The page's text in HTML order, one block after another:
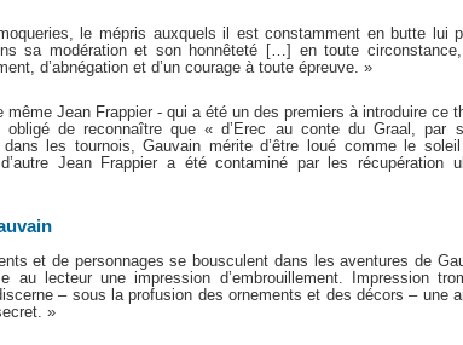
le mépris auxquels il est constamment en butte lui
sa modération et son honnêteté […] en toute
d’abnégation et d’un courage à toute épreuve. »
Jean Frappier - qui a été un des premiers à introduire ce
de reconnaître que « d’Erec au conte du Graal, par
les tournois, Gauvain mérite d’être loué comme le
Jean Frappier a été contaminé par les récupération
et de personnages se bousculent dans les aventures de
au lecteur une impression d’embrouillement. Impression
– sous la profusion des ornements et des décors – une
»